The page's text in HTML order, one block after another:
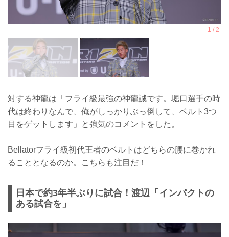
対する神龍は「フライ級最強の神龍誠です。堀口選手の時
代は終わりなんで、俺がしっかりぶっ倒して、ベルト3つ
目をゲットします」と強気のコメントをした。
Bellatorフライ級初代王者のベルトはどちらの腰に巻かれ
ることとなるのか。こちらも注目だ！
日本で約3年半ぶりに試合！渡辺「インパクトの
ある試合を」